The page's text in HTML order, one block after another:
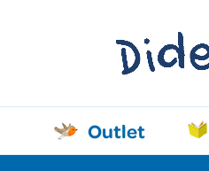
Outlet